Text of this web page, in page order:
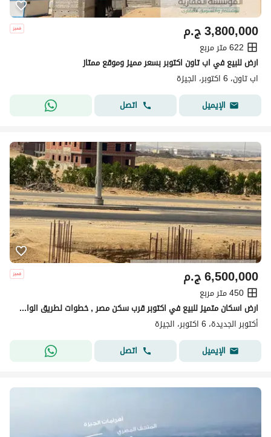
ج.م3,800,000
622 متر مربع
ارض للبيع في اب تاون اكتوبر بسعر مميز وموقع ممتاز
اب تاون، 6 اكتوبر، الجيزة
الإيميل
اتصل
ج.م6,500,000
450 متر مربع
ارض اسكان متميز للبيع في اكتوبر قرب سكن مصر , خطوات لطريق الواحات
أكتوبر الجديدة، 6 اكتوبر، الجيزة
الإيميل
اتصل